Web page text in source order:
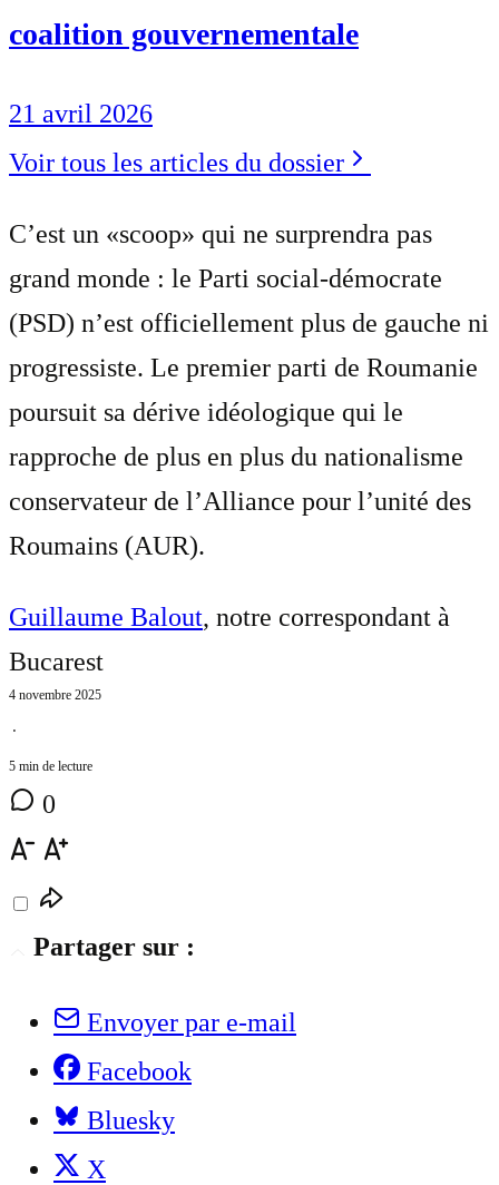
coalition gouvernementale
21 avril 2026
Voir tous les articles du dossier
C’est un «scoop» qui ne surprendra pas
grand monde : le Parti social-démocrate
(PSD) n’est officiellement plus de gauche ni
progressiste. Le premier parti de Roumanie
poursuit sa dérive idéologique qui le
rapproche de plus en plus du nationalisme
conservateur de l’Alliance pour l’unité des
Roumains (AUR).
Guillaume Balout, notre correspondant à
Bucarest
4 novembre 2025
⋅
5 min de lecture
0
Partager sur :
Envoyer par e-mail
Facebook
Bluesky
X